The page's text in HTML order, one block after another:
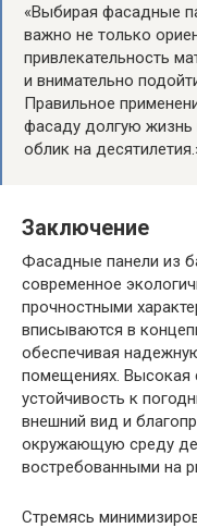
«Выбирая фасадные
важно не только
привлекательность
и внимательно
Правильное
фасаду долгую жизнь
облик на
Заключение
Фасадные панели из
современное
прочностными
вписываются в
обеспечивая
помещениях. Высокая
устойчивость к
внешний вид и
окружающую среду
востребованными на
Стремясь